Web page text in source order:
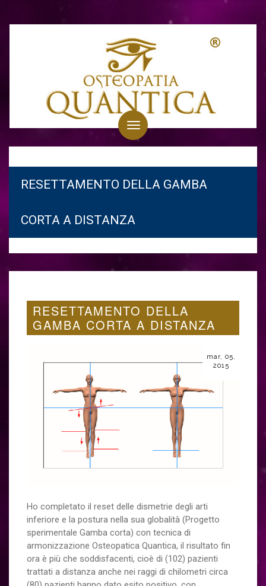
Toggle
navigation
RESETTAMENTO DELLA GAMBA
CORTA A DISTANZA
RESETTAMENTO DELLA
GAMBA CORTA A DISTANZA
mar, 05,
2015
Ho completato il reset delle dismetrie degli arti
inferiore e la postura nella sua globalità (Progetto
sperimentale Gamba corta) con tecnica di
armonizzazione Osteopatica Quantica, il risultato fin
ora è più che soddisfacenti, cioè di (102) pazienti
trattati a distanza anche nei raggi di chilometri circa